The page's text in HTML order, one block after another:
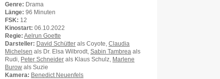
Genre: Drama
Länge: 96 Minuten
FSK: 12
Kinostart: 06.10.2022
Regie: Aelrun Goette
Darsteller: David Schütter als Coyote, Claudia
Michelsen als Dr. Elsa Wilbrodt, Sabin Tambrea als
Rudi,
Peter Schneider als Klaus Schulz,
Marlene
Burow als Suzie
Kamera: Benedict Neuenfels